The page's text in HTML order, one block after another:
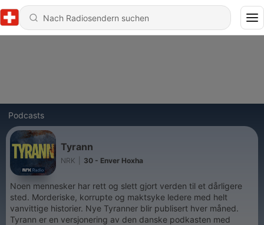
Podcasts
Tyrann
NRK 30 - Enver Hoxha
Noen mennesker har rett og slett gjort verden til et dårligere
sted. Morderiske, korrupte og maktsyke ledere med helt
vanvittige historier. Nye Tyranner blir publisert hver måned.
Tyrann er en versjonering av den danske podkasten med